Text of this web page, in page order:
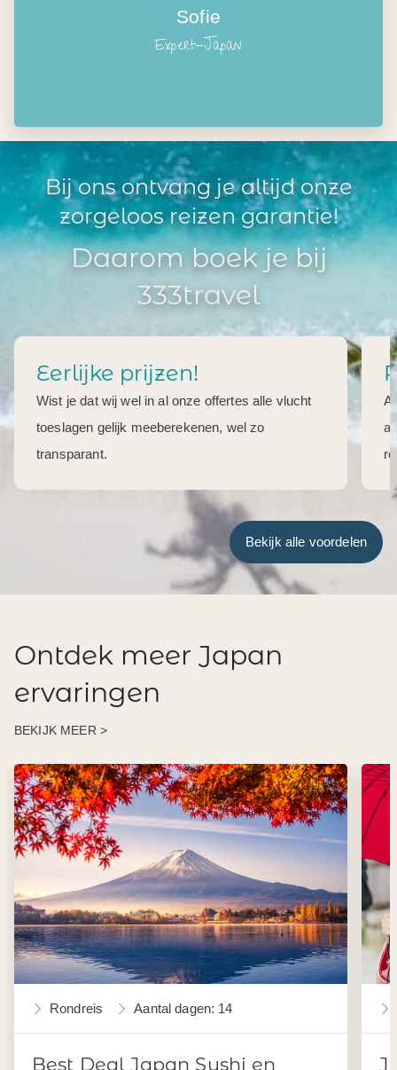
Sofie
Expert-Japan
Bij ons ontvang je altijd onze
zorgeloos reizen garantie!
Daarom boek je bij
333travel
Eerlijke prijzen!
Wist je dat wij wel in al onze offertes alle vlucht
toeslagen gelijk meeberekenen, wel zo
transparant.
Bekijk alle voordelen
Ontdek meer Japan
ervaringen
BEKIJK MEER >
Rondreis Aantal dagen: 14
Best Deal Japan Sushi en